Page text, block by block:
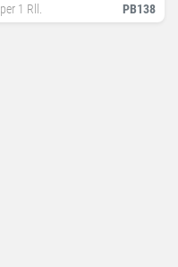
PB138
per 1 Rll.